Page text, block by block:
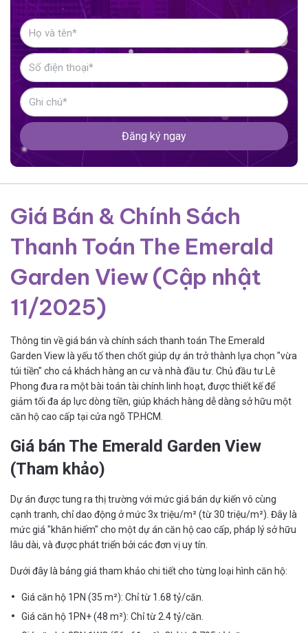
Đăng ký ngay
Giá Bán & Chính Sách
Thanh Toán The Emerald
Garden View (Cập nhật
11/2025)
Thông tin về giá bán và chính sách thanh toán The Emerald
Garden View là yếu tố then chốt giúp dự án trở thành lựa chọn "vừa
túi tiền" cho cả khách hàng an cư và nhà đầu tư. Chủ đầu tư Lê
Phong đưa ra một bài toán tài chính linh hoạt, được thiết kế để
giảm tối đa áp lực dòng tiền, giúp khách hàng dễ dàng sở hữu một
căn hộ cao cấp tại cửa ngõ TP.HCM.
Giá bán The Emerald Garden View
(Tham khảo)
Dự án được tung ra thị trường với mức giá bán dự kiến vô cùng
cạnh tranh, chỉ dao động ở mức 3x triệu/m² (từ 30 triệu/m²). Đây là
mức giá "khăn hiếm" cho một dự án căn hộ cao cấp, pháp lý sở hữu
lâu dài, và được phát triển bởi các đơn vị uy tín.
Dưới đây là bảng giá tham khảo chi tiết cho từng loại hình căn hộ:
Giá căn hộ 1PN (35 m²): Chỉ từ 1.68 tỷ/căn.
Giá căn hộ 1PN+ (48 m²): Chỉ từ 2.4 tỷ/căn.